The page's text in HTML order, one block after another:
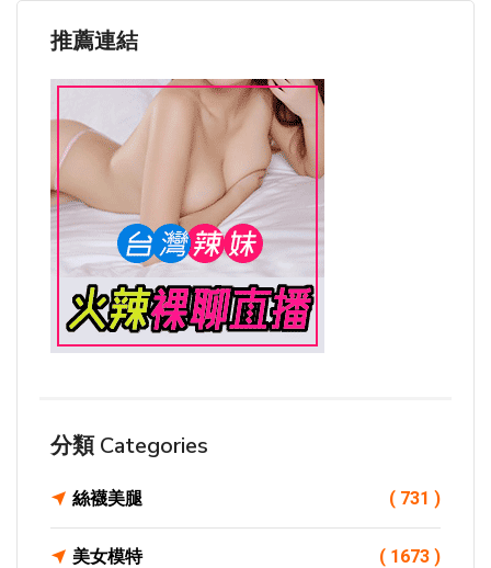
推薦連結
分類 Categories
絲襪美腿 ( 731 )
美女模特 ( 1673 )